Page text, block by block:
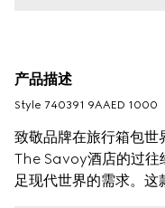
产品描述
Style ‎740391 9AAED 1000
致敬品牌在旅行箱包
The Savoy酒店的过往
足现代世界的需求。这